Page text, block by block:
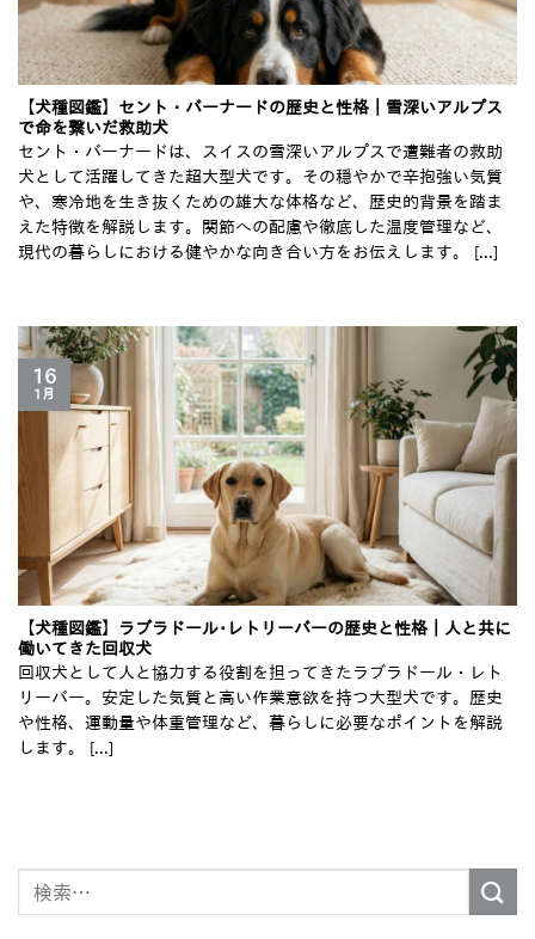
【犬種図鑑】セント・バーナードの歴史と性格｜雪深いアルプス
で命を繋いだ救助犬
セント・バーナードは、スイスの雪深いアルプスで遭難者の救助
犬として活躍してきた超大型犬です。その穏やかで辛抱強い気質
や、寒冷地を生き抜くための雄大な体格など、歴史的背景を踏ま
えた特徴を解説します。関節への配慮や徹底した温度管理など、
現代の暮らしにおける健やかな向き合い方をお伝えします。 [...]
【犬種図鑑】ラブラドール･レトリーバーの歴史と性格｜人と共に
働いてきた回収犬
回収犬として人と協力する役割を担ってきたラブラドール・レト
リーバー。安定した気質と高い作業意欲を持つ大型犬です。歴史
や性格、運動量や体重管理など、暮らしに必要なポイントを解説
します。 [...]
16
1月